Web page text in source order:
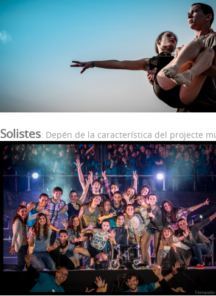
Solistes: Depén de la característica del projecte